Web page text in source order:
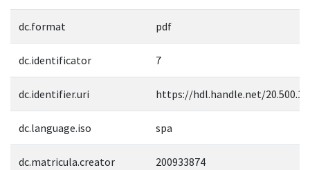
dc.format pdf
dc.identificator 7
dc.identifier.uri https://hdl.handle.net/
dc.language.iso spa
dc.matricula.creator 200933874